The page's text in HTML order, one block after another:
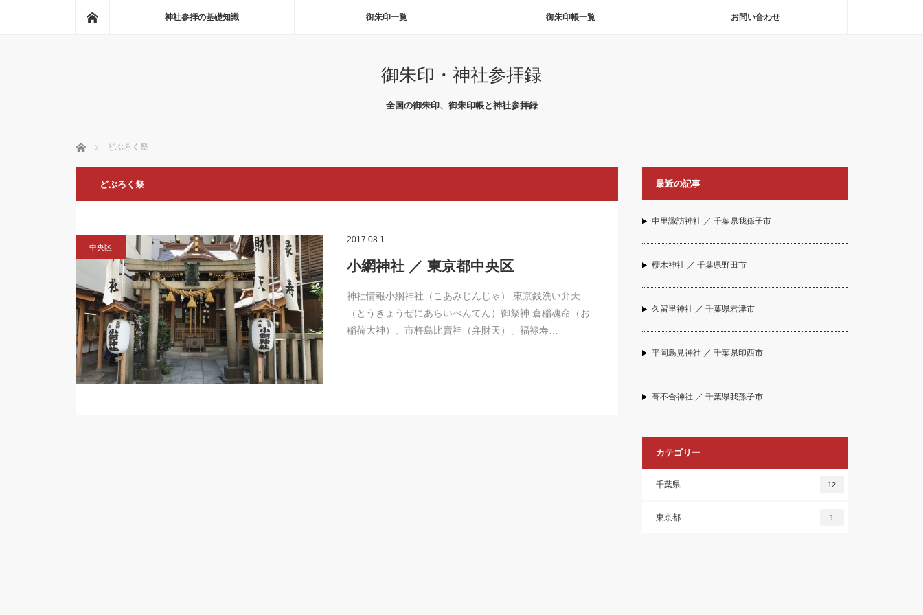
神社参拝の基礎知識 御朱印一覧 御朱印帳一覧 お問い合わせ
御朱印・神社参拝録
全国の御朱印、御朱印帳と神社参拝録
ホーム どぶろく祭
どぶろく祭
中央区
2017.08.1
小網神社 ／ 東京都中央区
神社情報小網神社（こあみじんじゃ） 東京銭洗い弁天
（とうきょうぜにあらいべんてん）御祭神:倉稲魂命（お
稲荷大神）、市杵島比賣神（弁財天）、福禄寿…
最近の記事
中里諏訪神社 ／ 千葉県我孫子市
櫻木神社 ／ 千葉県野田市
久留里神社 ／ 千葉県君津市
平岡鳥見神社 ／ 千葉県印西市
葺不合神社 ／ 千葉県我孫子市
カテゴリー
千葉県 12
東京都 1